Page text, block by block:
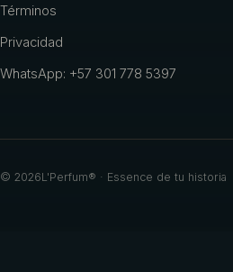
Términos
Privacidad
WhatsApp: +57 301 778 5397
© 2026L'Perfum® · Essence de tu historia